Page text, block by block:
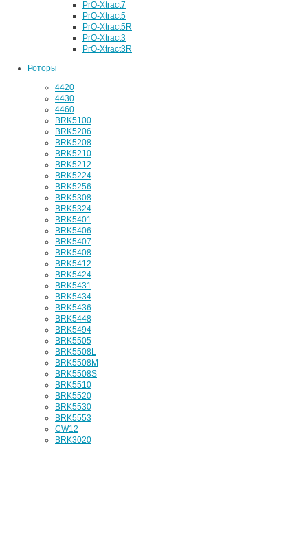
PrO-Xtract7
PrO-Xtract5
PrO-Xtract5R
PrO-Xtract3
PrO-Xtract3R
Роторы
4420
4430
4460
BRK5100
BRK5206
BRK5208
BRK5210
BRK5212
BRK5224
BRK5256
BRK5308
BRK5324
BRK5401
BRK5406
BRK5407
BRK5408
BRK5412
BRK5424
BRK5431
BRK5434
BRK5436
BRK5448
BRK5494
BRK5505
BRK5508L
BRK5508M
BRK5508S
BRK5510
BRK5520
BRK5530
BRK5553
CW12
BRK3020